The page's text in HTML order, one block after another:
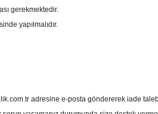
gerekmektedir.
yapılmalıdır.
adresine e-posta göndererek iade